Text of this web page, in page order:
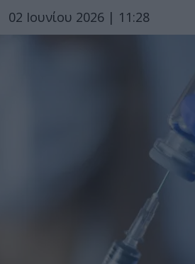
02 Ιουνίου 2026 | 11:28